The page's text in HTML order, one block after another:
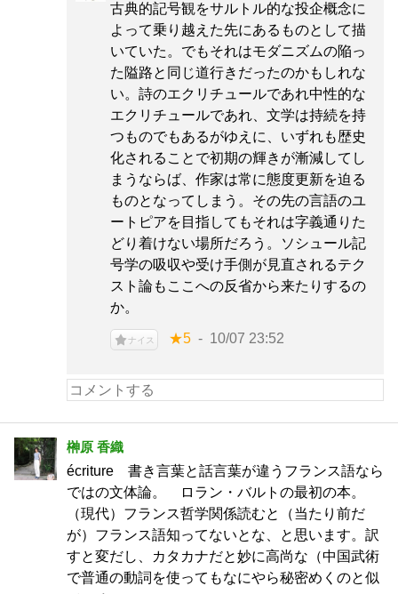
古典的記号観をサルトル的な投企概念に
よって乗り越えた先にあるものとして描
いていた。でもそれはモダニズムの陥っ
た隘路と同じ道行きだったのかもしれな
い。詩のエクリチュールであれ中性的な
エクリチュールであれ、文学は持続を持
つものでもあるがゆえに、いずれも歴史
化されることで初期の輝きが漸減してし
まうならば、作家は常に態度更新を迫る
ものとなってしまう。その先の言語のユ
ートピアを目指してもそれは字義通りた
どり着けない場所だろう。ソシュール記
号学の吸収や受け手側が見直されるテク
スト論もここへの反省から来たりするの
か。
ナイス ★5 10/07 23:52
榊原 香織
écriture 書き言葉と話言葉が違うフランス語なら
ではの文体論。 ロラン・バルトの最初の本。
（現代）フランス哲学関係読むと（当たり前だ
が）フランス語知ってないとな、と思います。訳
すと変だし、カタカナだと妙に高尚な（中国武術
で普通の動詞を使ってもなにやら秘密めくのと似